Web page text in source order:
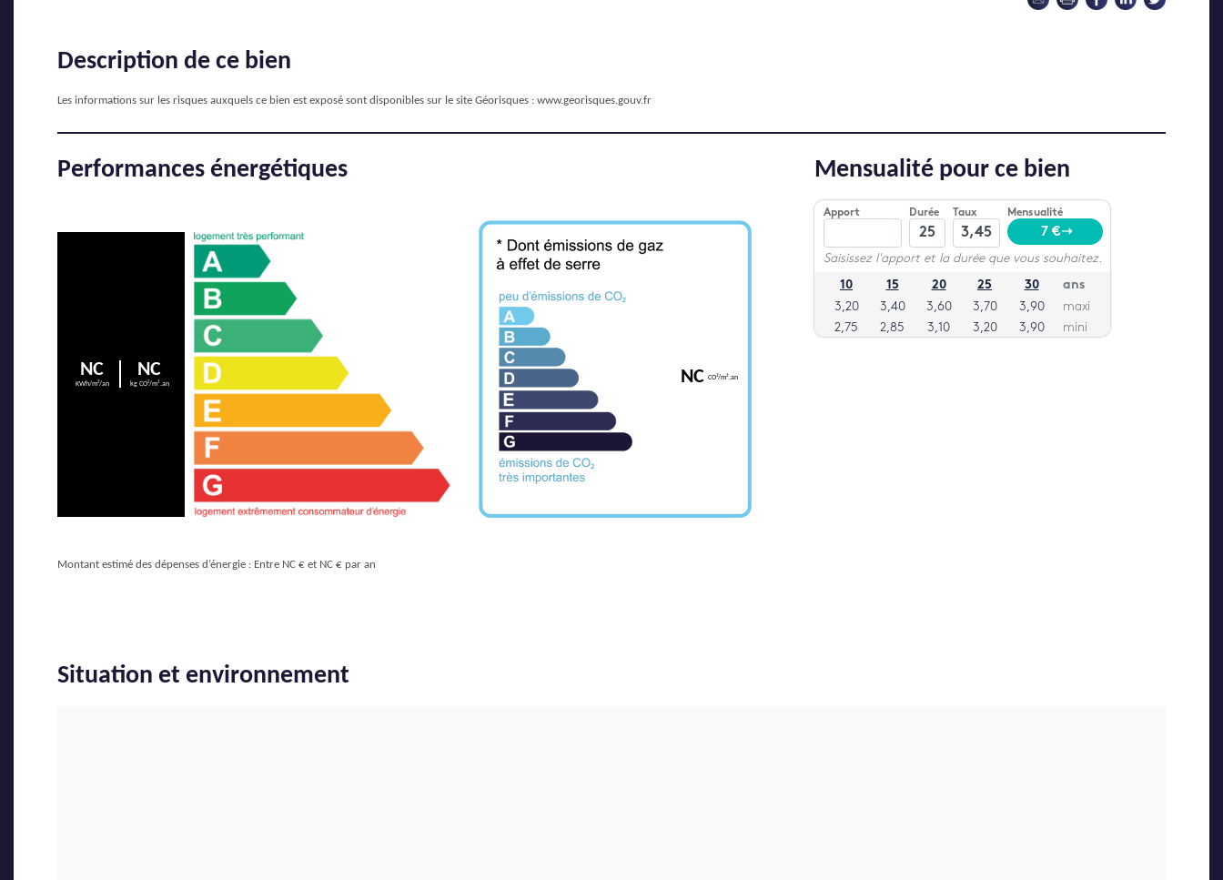
Description de ce bien
Les informations sur les risques auxquels ce bien est exposé sont disponibles sur le site Géorisques : www.georisques.gouv.fr
Performances énergétiques
NC
KWh/m²/an
NC
kg CO²/m².an NC CO²/m².an
Montant estimé des dépenses d’énergie : Entre NC € et NC € par an
Mensualité pour ce bien
Situation et environnement